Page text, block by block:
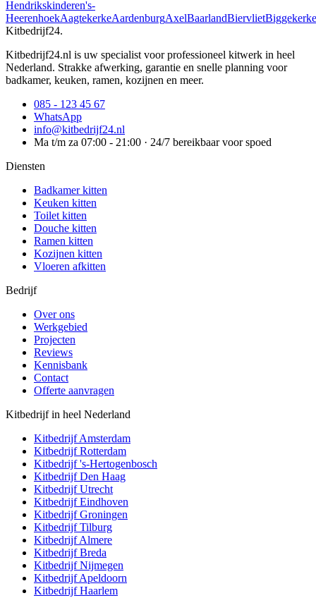
Hendrikskinderen's-
HeerenhoekAagtekerkeAardenburgAxelBaarlandBiervlietBiggekerke
Kitbedrijf24.
Kitbedrijf24.nl is uw specialist voor professioneel kitwerk in heel
Nederland. Strakke afwerking, garantie en snelle planning voor
badkamer, keuken, ramen, kozijnen en meer.
085 - 123 45 67
WhatsApp
info@kitbedrijf24.nl
Ma t/m za 07:00 - 21:00 · 24/7 bereikbaar voor spoed
Diensten
Badkamer kitten
Keuken kitten
Toilet kitten
Douche kitten
Ramen kitten
Kozijnen kitten
Vloeren afkitten
Bedrijf
Over ons
Werkgebied
Projecten
Reviews
Kennisbank
Contact
Offerte aanvragen
Kitbedrijf in heel Nederland
KitbedrijfAmsterdam
KitbedrijfRotterdam
Kitbedrijf's-Hertogenbosch
KitbedrijfDen Haag
KitbedrijfUtrecht
KitbedrijfEindhoven
KitbedrijfGroningen
KitbedrijfTilburg
KitbedrijfAlmere
KitbedrijfBreda
KitbedrijfNijmegen
KitbedrijfApeldoorn
KitbedrijfHaarlem